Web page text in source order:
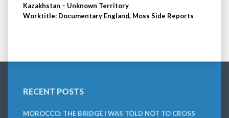
Kazakhstan – Unknown Territory
Worktitle: Documentary England, Moss Side Reports
RECENT POSTS
MOROCCO: THE BRIDGE I WAS TOLD NOT TO CROSS